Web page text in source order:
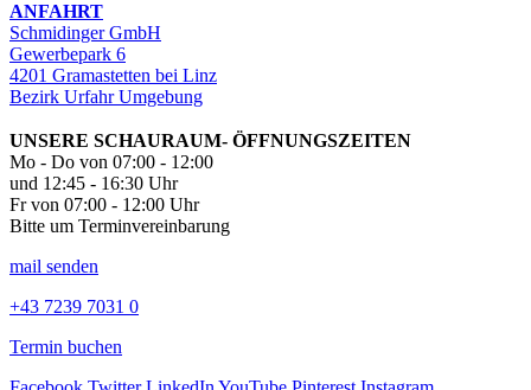
ANFAHRT
Schmidinger GmbH
Gewerbepark 6
4201 Gramastetten bei Linz
Bezirk Urfahr Umgebung
UNSERE SCHAURAUM- ÖFFNUNGSZEITEN
Mo - Do von 07:00 - 12:00
und 12:45 - 16:30 Uhr
Fr von 07:00 - 12:00 Uhr
Bitte um Terminvereinbarung
mail senden
+43 7239 7031 0
Termin buchen